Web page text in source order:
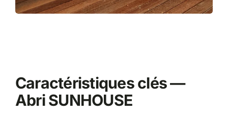
Caractéristiques clés —
Abri SUNHOUSE